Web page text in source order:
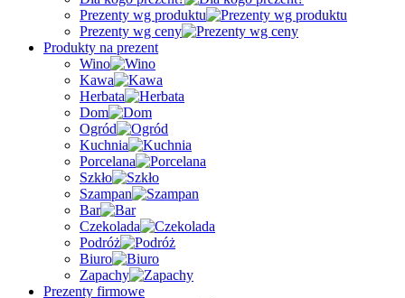
Prezenty wg produktu
Prezenty wg ceny
Produkty na prezent
Wino
Kawa
Herbata
Dom
Ogród
Kuchnia
Porcelana
Szkło
Szampan
Bar
Czekolada
Podróż
Biuro
Zapachy
Prezenty firmowe